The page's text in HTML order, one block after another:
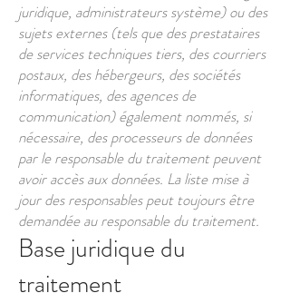
juridique, administrateurs système) ou des
sujets externes (tels que des prestataires
de services techniques tiers, des courriers
postaux, des hébergeurs, des sociétés
informatiques, des agences de
communication) également nommés, si
nécessaire, des processeurs de données
par le responsable du traitement peuvent
avoir accès aux données. La liste mise à
jour des responsables peut toujours être
demandée au responsable du traitement.
Base juridique du
traitement